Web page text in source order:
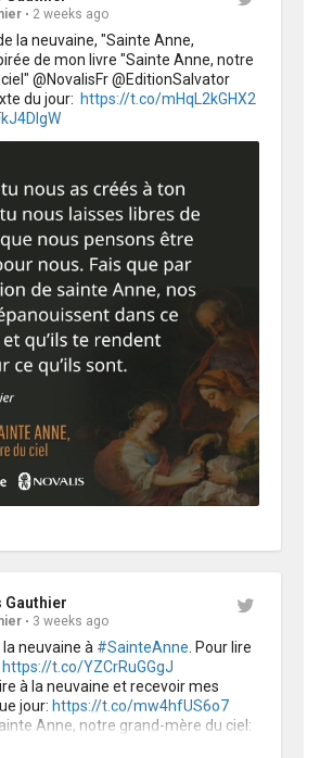
2 weeks ago
la neuvaine, "Sainte Anne,
de mon livre "Sainte Anne, notre
@NovalisFr @EditionSalvator
du jour: https://t.co/mHqL2kGHX2
Gauthier
3 weeks ago
neuvaine à #SainteAnne . Pour lire
https://t.co/YZCrRuGGgJ
à la neuvaine et recevoir mes
jour: https://t.co/mw4hfUS6o7
Anne, notre grand-mère du ciel: